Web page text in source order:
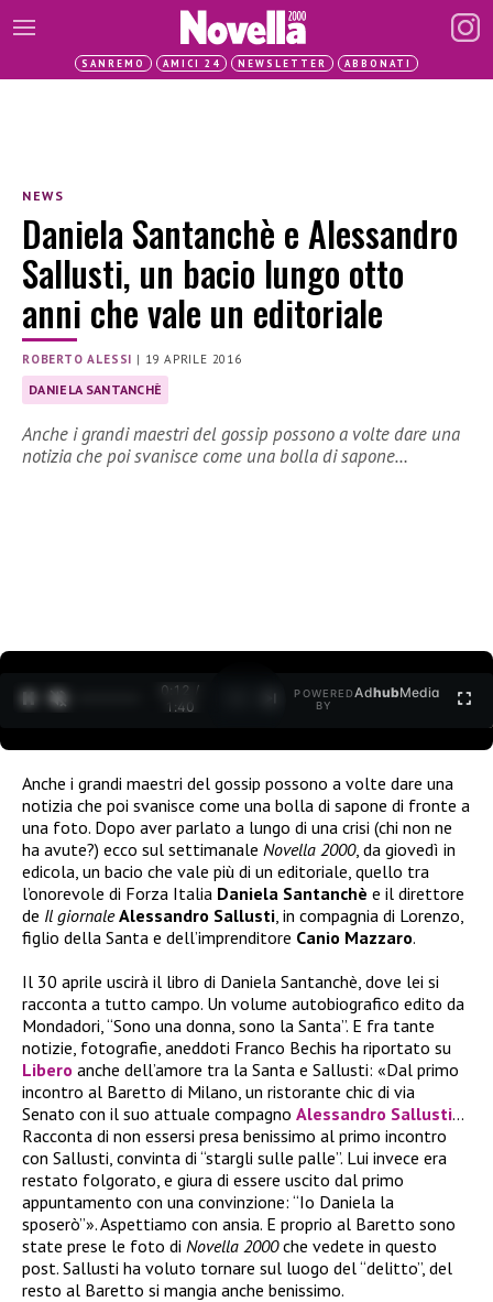
SANREMO AMICI 24 NEWSLETTER ABBONATI
NEWS
Daniela Santanchè e Alessandro
Sallusti, un bacio lungo otto
anni che vale un editoriale
ROBERTO ALESSI | 19 APRILE 2016
DANIELA SANTANCHÈ
Anche i grandi maestri del gossip possono a volte dare una
notizia che poi svanisce come una bolla di sapone…
0:12 /
1:40
POWERED
BY
AdhubMedia
Anche i grandi maestri del gossip possono a volte dare una
notizia che poi svanisce come una bolla di sapone di fronte a
una foto. Dopo aver parlato a lungo di una crisi (chi non ne
ha avute?) ecco sul settimanale Novella 2000, da giovedì in
edicola, un bacio che vale più di un editoriale, quello tra
l’onorevole di Forza Italia Daniela Santanchè e il direttore
de Il giornale Alessandro Sallusti , in compagnia di Lorenzo,
figlio della Santa e dell’imprenditore Canio Mazzaro.
Il 30 aprile uscirà il libro di Daniela Santanchè, dove lei si
racconta a tutto campo. Un volume autobiografico edito da
Mondadori, “Sono una donna, sono la Santa”. E fra tante
notizie, fotografie, aneddoti Franco Bechis ha riportato su
Libero anche dell’amore tra la Santa e Sallusti: «Dal primo
incontro al Baretto di Milano, un ristorante chic di via
Senato con il suo attuale compagno Alessandro Sallusti…
Racconta di non essersi presa benissimo al primo incontro
con Sallusti, convinta di “stargli sulle palle”. Lui invece era
restato folgorato, e giura di essere uscito dal primo
appuntamento con una convinzione: “Io Daniela la
sposerò”». Aspettiamo con ansia. E proprio al Baretto sono
state prese le foto di Novella 2000che vedete in questo
post. Sallusti ha voluto tornare sul luogo del “delitto”, del
resto al Baretto si mangia anche benissimo.